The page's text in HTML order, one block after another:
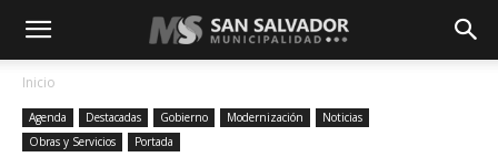
Inicio
Agenda Destacadas Gobierno Modernización
Noticias
Obras y Servicios
Portada